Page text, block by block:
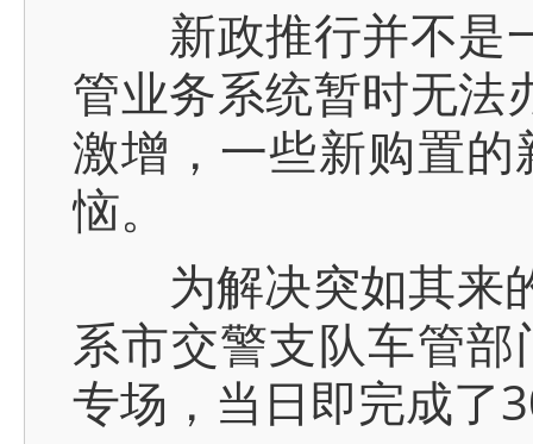
新政推行并不是一
管业务系统暂时无法
激增，一些新购置
恼。
为解决突如其来的
系市交警支队车管
专场，当日即完成了